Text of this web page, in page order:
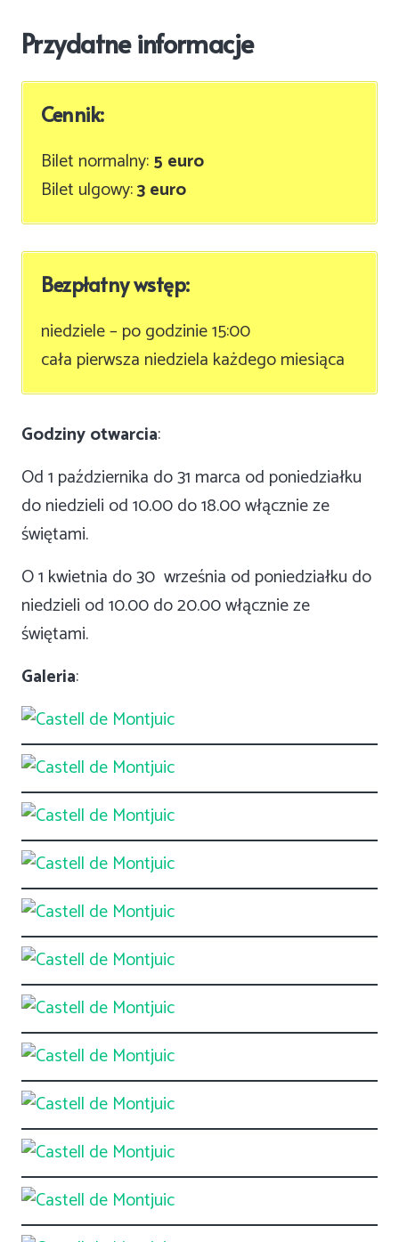
Przydatne informacje
Cennik:
Bilet normalny:5 euro
Bilet ulgowy:3 euro
Bezpłatny wstęp:
niedziele – po godzinie 15:00
cała pierwsza niedziela każdego miesiąca
Godziny otwarcia:
Od 1 października do 31 marca od poniedziałku
do niedzieli od 10.00 do 18.00 włącznie ze
świętami.
O 1 kwietnia do 30 września od poniedziałku do
niedzieli od 10.00 do 20.00 włącznie ze
świętami.
Galeria: